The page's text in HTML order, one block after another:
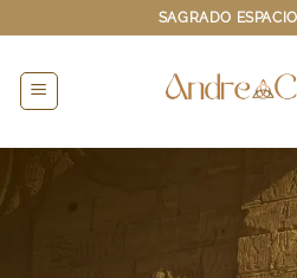
al
contenido
SAGRADO